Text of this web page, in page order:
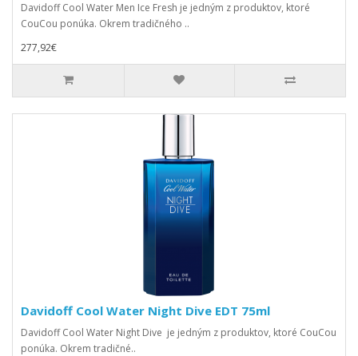
Davidoff Cool Water Men Ice Fresh je jedným z produktov, ktoré
CouCou ponúka. Okrem tradičného ..
277,92€
Davidoff Cool Water Night Dive EDT 75ml
Davidoff Cool Water Night Dive je jedným z produktov, ktoré CouCou
ponúka. Okrem tradičné..